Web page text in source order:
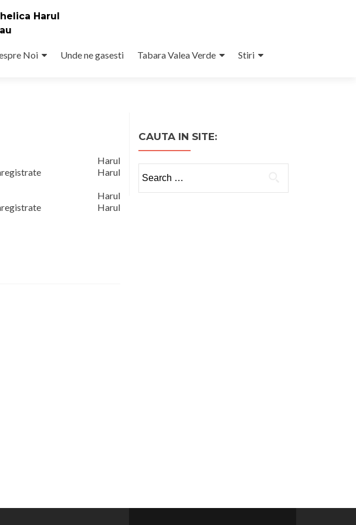
Harul
Noi Unde ne gasesti Tabara Valea Verde Stiri
Harul
inregistrate Harul
Harul
inregistrate Harul
CAUTA IN SITE:
for: